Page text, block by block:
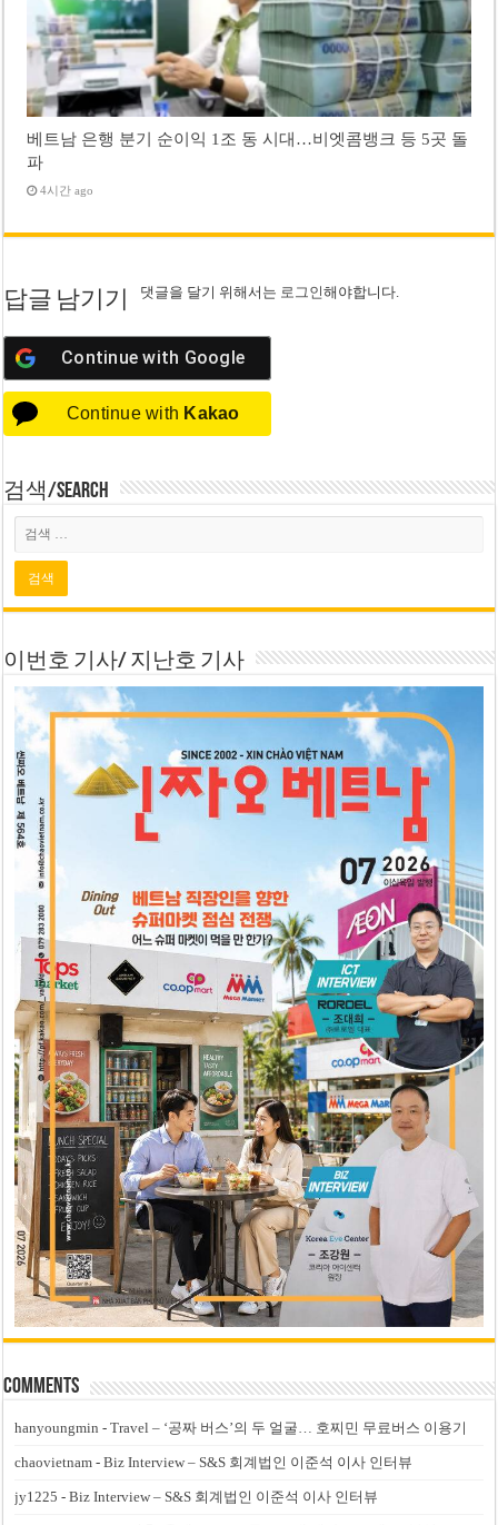
베트남 은행 분기 순이익 1조 동 시대…비엣콤뱅크 등 5곳 돌
파
4시간 ago
답글 남기기 댓글을 달기 위해서는 로그인해야합니다.
Continue with Google
Continue with Kakao
검색/Search
이번호 기사/ 지난호 기사
Comments
hanyoungmin -Travel – ‘공짜 버스’의 두 얼굴… 호찌민 무료버스 이용기
chaovietnam -Biz Interview – S&S 회계법인 이준석 이사 인터뷰
jy1225 -Biz Interview – S&S 회계법인 이준석 이사 인터뷰